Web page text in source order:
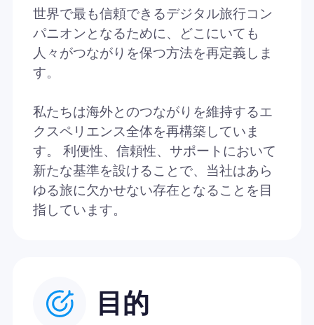
世界で最も信頼できるデジタル旅行コン
パニオンとなるために、どこにいても
人々がつながりを保つ方法を再定義しま
す。
私たちは海外とのつながりを維持するエ
クスペリエンス全体を再構築していま
す。 利便性、信頼性、サポートにおいて
新たな基準を設けることで、当社はあら
ゆる旅に欠かせない存在となることを目
指しています。
目的